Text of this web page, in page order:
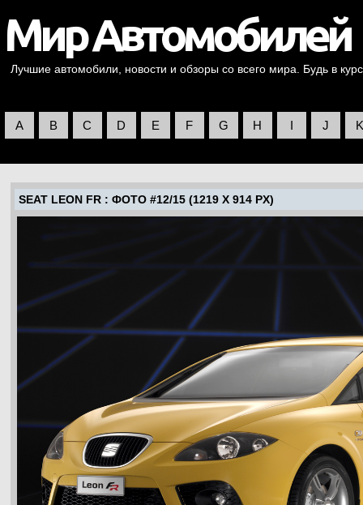
Лучшие автомобили, новости и обзоры со всего мира. Будь в
A B C D E F G H I J K
SEAT LEON FR : ФОТО #12/15 (1219 X 914 PX)